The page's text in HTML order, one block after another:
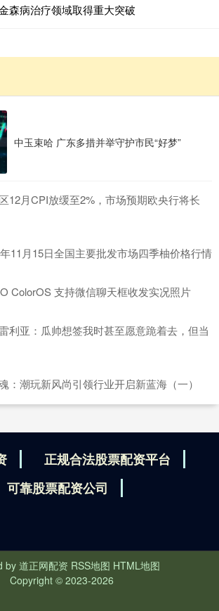
森病治疗领域取得重大突破
中玉束哈 广东多措并举守护市民“好梦”
12月CPI放缓至2%，市场预期欧央行将长
11月15日全国主要批发市场四季柚价格行情
ColorOS 支持微信聊天框收发实况照片
利亚：瓜帅想签我时甚至愿意跪着去，但当
：潮玩新风尚引领行业开启新蓝海（一）
正规合法股票配资平台
可靠股票配资公司
by 道正网配资 RSS地图 HTML地图
Copyright © 2023-2026